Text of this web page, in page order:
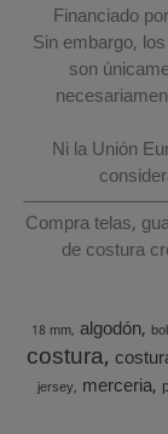
Financiado
Sin embargo,
son
Ni la Unión
Compra telas,
de costura
18 mm algodón
costura
jersey merceria